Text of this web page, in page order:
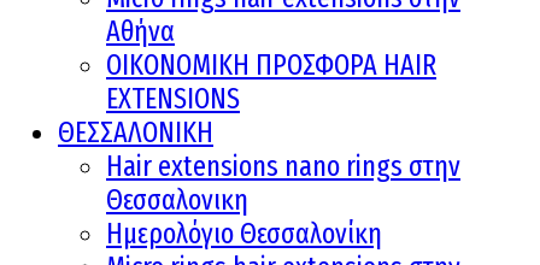
Αθήνα
ΟΙΚΟΝΟΜΙΚΗ ΠΡΟΣΦΟΡΑ HAIR
EXTENSIONS
ΘΕΣΣΑΛΟΝΙΚΗ
Hair extensions nano rings στην
Θεσσαλονικη
Ημερολόγιο Θεσσαλονίκη